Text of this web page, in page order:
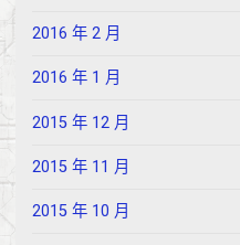
2016 年 2 月
2016 年 1 月
2015 年 12 月
2015 年 11 月
2015 年 10 月